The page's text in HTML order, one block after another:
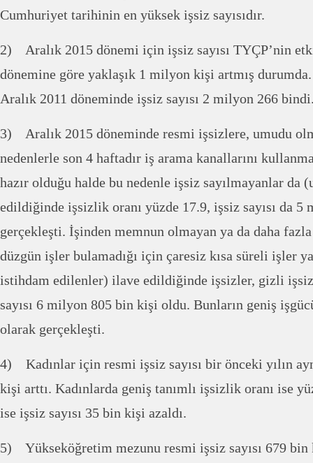
Cumhuriyet tarihinin en yüksek işsiz sayısıdır.
2) Aralık 2015 dönemi için işsiz sayısı TYÇP’nin
dönemine göre yaklaşık 1 milyon kişi artmış
Aralık 2011 döneminde işsiz sayısı 2 milyon 266
3) Aralık 2015 döneminde resmi işsizlere, umudu
nedenlerle son 4 haftadır iş arama kanallarını
hazır olduğu halde bu nedenle işsiz sayılmayanlar da
edildiğinde işsizlik oranı yüzde 17.9, işsiz sayısı da
gerçekleşti. İşinden memnun olmayan ya da daha
düzgün işler bulamadığı için çaresiz kısa süreli işler
istihdam edilenler) ilave edildiğinde işsizler, gizli
sayısı 6 milyon 805 bin kişi oldu. Bunların geniş
olarak gerçekleşti.
4) Kadınlar için resmi işsiz sayısı bir önceki yılın
kişi arttı. Kadınlarda geniş tanımlı işsizlik oranı ise
ise işsiz sayısı 35 bin kişi azaldı.
5) Yükseköğretim mezunu resmi işsiz sayısı 679